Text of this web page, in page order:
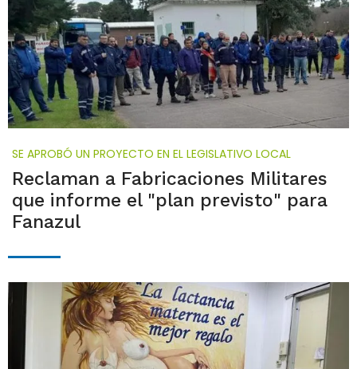
SE APROBÓ UN PROYECTO EN EL LEGISLATIVO LOCAL
Reclaman a Fabricaciones Militares
que informe el "plan previsto" para
Fanazul